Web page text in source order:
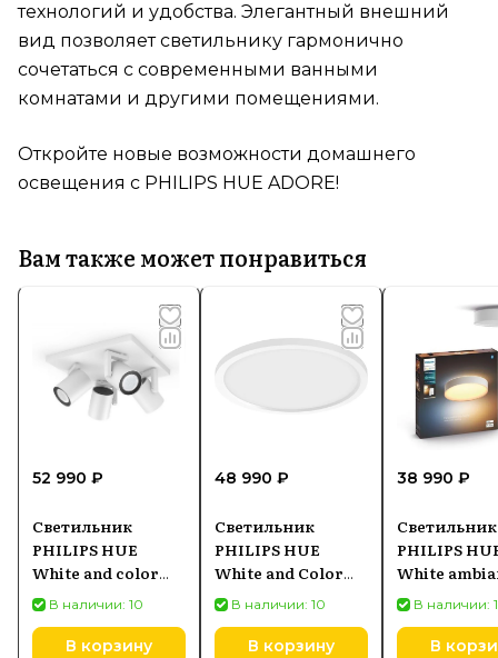
технологий и удобства. Элегантный внешний
вид позволяет светильнику гармонично
сочетаться с современными ванными
комнатами и другими помещениями.
Откройте новые возможности домашнего
освещения с PHILIPS HUE ADORE!
Вам также может понравиться
52 990 ₽
Светильник
PHILIPS HUE
White and color
ambiance Argenta
5062431P7, белый
В наличии: 10
В корзину
48 990 ₽
Светильник
PHILIPS HUE
White and Color
Ambiance Surimu
929003598101,
круглый белый
В наличии: 10
В корзину
38 990 ₽
Светильник
PHILIPS
White
Devere
915005997701
В наличии:
В